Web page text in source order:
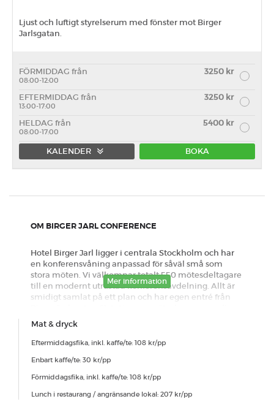
Ljust och luftigt styrelserum med fönster mot Birger
Jarlsgatan.
FÖRMIDDAG från 3250 kr
08:00-12:00
EFTERMIDDAG från 3250 kr
13:00-17:00
HELDAG från 5400 kr
08:00-17:00
KALENDER BOKA
OM BIRGER JARL CONFERENCE
Hotel Birger Jarl ligger i centrala Stockholm och har
en konferensvåning anpassad för såväl små som
stora möten. Vi välkomnar totalt 550 mötesdeltagare
till en modernt utrustad konferensavdelning. Allt är
smidigt samlat på ett plan och har egen entré från
omtanke, sköna sängar, en läcker frukost och stilren
design. Här finns gott om utrymme för såväl
inspirerande möten som skön avkoppling. Helt
rum och sviter i nutida design. I den ljusa och
välkomnande lobbyn hittar du både bar och
bit mat. Gymmet ligger höst upp i huset med utsikt
Mer information
Mat & dryck
Eftermiddagsfika, inkl. kaffe/te: 108 kr/pp
Enbart kaffe/te: 30 kr/pp
Förmiddagsfika, inkl. kaffe/te: 108 kr/pp
Lunch i restaurang / angränsande lokal: 207 kr/pp